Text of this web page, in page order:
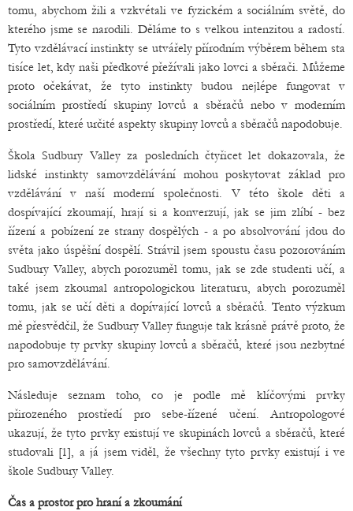
tomu, abychom žili a vzkvétali ve fyzickém a sociálním světě, do
kterého jsme se narodili. Děláme to s velkou intenzitou a radostí.
Tyto vzdělávací instinkty se utvářely přírodním výběrem během sta
tisíce let, kdy naši předkové přežívali jako lovci a sběrači. Můžeme
proto očekávat, že tyto instinkty budou nejlépe fungovat v
sociálním prostředí skupiny lovců a sběračů nebo v moderním
prostředí, které určité aspekty skupiny lovců a sběračů napodobuje.
Škola Sudbury Valley za posledních čtyřicet let dokazovala, že
lidské instinkty samovzdělávání mohou poskytovat základ pro
vzdělávání v naší moderní společnosti. V této škole děti a
dospívající zkoumají, hrají si a konverzují, jak se jim zlíbí - bez
řízení a pobízení ze strany dospělých - a po absolvování jdou do
světa jako úspěšní dospělí. Strávil jsem spoustu času pozorováním
Sudbury Valley, abych porozuměl tomu, jak se zde studenti učí, a
také jsem zkoumal antropologickou literaturu, abych porozuměl
tomu, jak se učí děti a dopívající lovců a sběračů. Tento výzkum
mě přesvědčil, že Sudbury Valley funguje tak krásně právě proto, že
napodobuje ty prvky skupiny lovců a sběračů, které jsou nezbytné
pro samovzdělávání.
Následuje seznam toho, co je podle mě klíčovými prvky
přirozeného prostředí pro sebe-řízené učení. Antropologové
ukazují, že tyto prvky existují ve skupinách lovců a sběračů, které
studovali [1], a já jsem viděl, že všechny tyto prvky existují i ve
škole Sudbury Valley.
Čas a prostor pro hraní a zkoumání